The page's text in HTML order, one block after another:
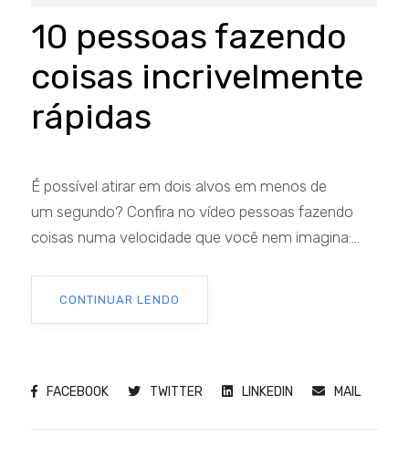
10 pessoas fazendo
coisas incrivelmente
rápidas
É possível atirar em dois alvos em menos de
um segundo? Confira no vídeo pessoas fazendo
coisas numa velocidade que você nem imagina:...
CONTINUAR LENDO
FACEBOOK TWITTER LINKEDIN MAIL